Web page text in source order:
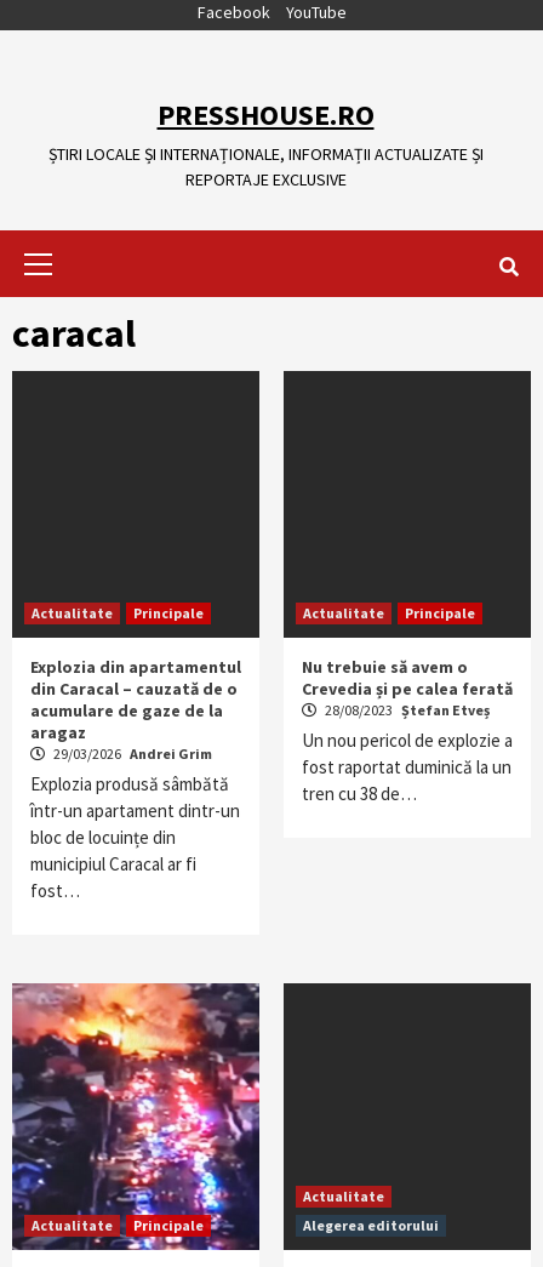
Facebook YouTube
PRESSHOUSE.RO
ȘTIRI LOCALE ȘI INTERNAȚIONALE, INFORMAȚII ACTUALIZATE ȘI
REPORTAJE EXCLUSIVE
caracal
Actualitate Principale
Explozia din apartamentul
din Caracal – cauzată de o
acumulare de gaze de la
aragaz
29/03/2026 Andrei Grim
Explozia produsă sâmbătă
într-un apartament dintr-un
bloc de locuințe din
municipiul Caracal ar fi
fost…
Actualitate Principale
Nu trebuie să avem o
Crevedia și pe calea ferată
28/08/2023 Ștefan Etveș
Un nou pericol de explozie a
fost raportat duminică la un
tren cu 38 de…
Actualitate Principale
Actualitate
Alegerea editorului